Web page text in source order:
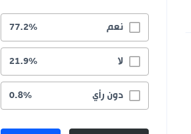
نعم 77.2%
لا 21.9%
دون رأي 0.8%